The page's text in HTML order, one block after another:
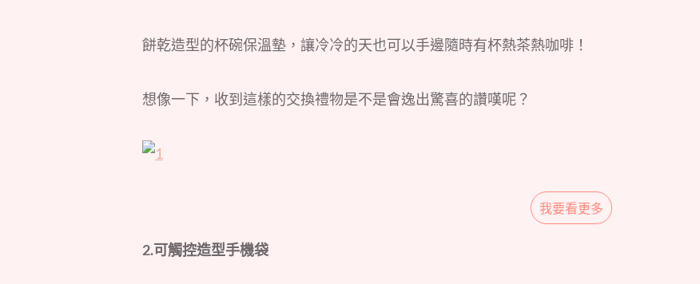
餅乾造型的杯碗保溫墊，讓冷冷的天也可以手邊隨時有杯熱茶熱咖啡！
想像一下，收到這樣的交換禮物是不是會逸出驚喜的讚嘆呢？
我要看更多
2.可觸控造型手機袋